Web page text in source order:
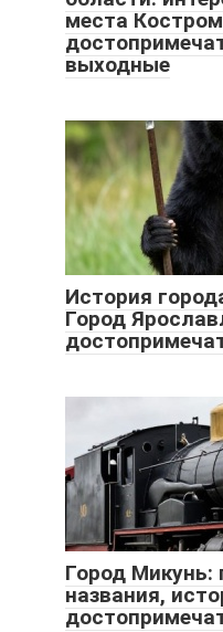
места
выходные
История
Город
Город Микунь:
названия,